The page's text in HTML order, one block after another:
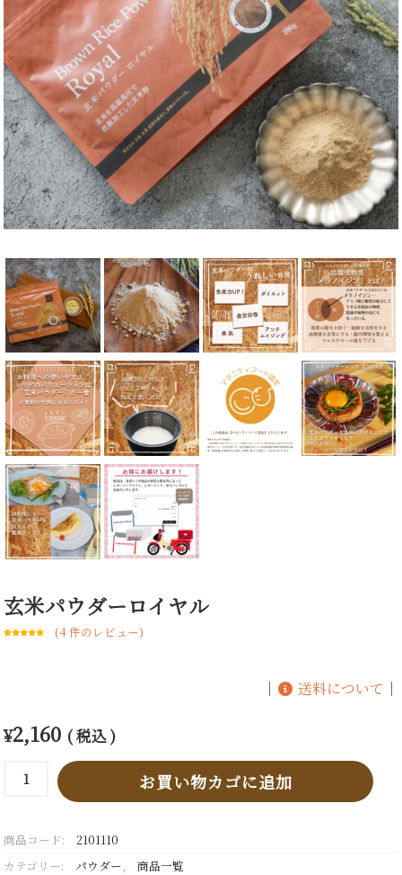
玄米パウダーロイヤル
(4件のレビュー)
｜ 送料について ｜
¥2,160 ( 税込 )
ダ
ー
お買い物カゴに追加
商品コード:
2101110
カテゴリー:
パウダー 商品一覧